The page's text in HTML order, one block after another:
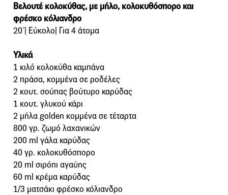
Βελουτέ κολοκύθας, με μήλο, κολοκυθόσπορο και
φρέσκο κόλιανδρο
20΄| Εύκολο| Για 4 άτομα
Υλικά
1 κιλό κολοκύθα καμπάνα
2 πράσα, κομμένα σε ροδέλες
2 κουτ. σούπας βούτυρο καρύδας
1 κουτ. γλυκού κάρι
2 μήλα golden κομμένα σε τέταρτα
800 γρ. ζωμό λαχανικών
200 ml γάλα καρύδας
40 γρ. κολοκυθόσπορο
20 ml σιρόπι αγαύης
60 ml κρέμα καρύδας
1/3 ματσάκι φρέσκο κόλιανδρο